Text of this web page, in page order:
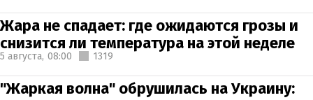
Жара не спадает: где ожидаются грозы и
снизится ли температура на этой неделе
5 августа, 08:00 1319
"Жаркая волна" обрушилась на Украину: